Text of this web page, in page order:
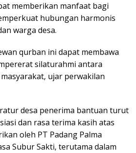
memberikan manfaat bagi
hubungan harmonis
warga desa.
qurban ini dapat membawa
silaturahmi antara
ujar perwakilan
desa penerima bantuan turut
dan rasa terima kasih atas
oleh PT Padang Palma
Subur Sakti, terutama dalam